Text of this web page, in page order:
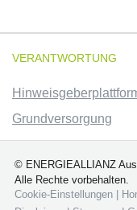
VERANTWORTUNG
Grundversorgung
© ENERGIEALLIANZ
Alle Rechte vorbehalten.
Cookie-Einstellungen